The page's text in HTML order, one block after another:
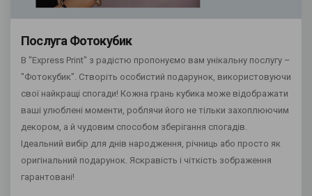
Послуга Фотокубик
В "Express Print" з радістю пропонуємо вам унікальну послугу –
"Фотокубик". Створіть особистий подарунок, використовуючи
свої найкращі спогади! Кожна грань кубика може відображати
ваші улюблені моменти, роблячи його не тільки захоплюючим
декором, а й чудовим способом зберігання спогадів.
Ідеальний вибір для днів народження, річниць або просто як
оригінальний подарунок. Яскравість і чіткість зображення
гарантовані!